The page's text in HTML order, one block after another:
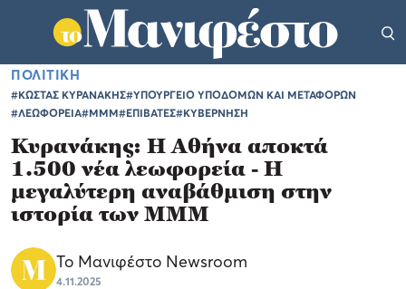
ΠΟΛΙΤΙΚΗ
#ΚΩΣΤΑΣ ΚΥΡΑΝΑΚΗΣ#ΥΠΟΥΡΓΕΙΟ ΥΠΟΔΟΜΩΝ ΚΑΙ ΜΕΤΑΦΟΡΩΝ
#ΛΕΩΦΟΡΕΙΑ#ΜΜΜ#ΕΠΙΒΑΤΕΣ#ΚΥΒΕΡΝΗΣΗ
Κυρανάκης: Η Αθήνα αποκτά
1.500 νέα λεωφορεία - Η
μεγαλύτερη αναβάθμιση στην
ιστορία των ΜΜΜ
Το Μανιφέστο Newsroom
4.11.2025